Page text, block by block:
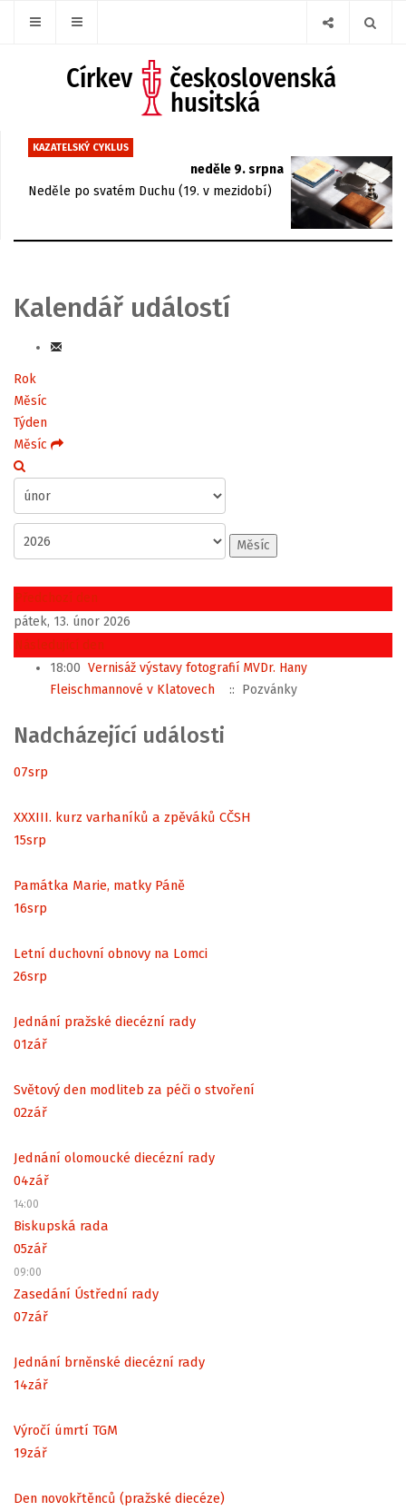
KAZATELSKÝ CYKLUS
neděle 9. srpna
Neděle po svatém Duchu (19. v mezidobí)
Kalendář událostí
Rok
Měsíc
Týden
Měsíc
Měsíc
Předchozí den
pátek, 13. únor 2026
Následující den
18:00 Vernisáž výstavy fotografií MVDr. Hany
Fleischmannové v Klatovech
:: Pozvánky
Nadcházející události
07srp
XXXIII. kurz varhaníků a zpěváků CČSH
15srp
Památka Marie, matky Páně
16srp
Letní duchovní obnovy na Lomci
26srp
Jednání pražské diecézní rady
01zář
Světový den modliteb za péči o stvoření
02zář
Jednání olomoucké diecézní rady
04zář
14:00
Biskupská rada
05zář
09:00
Zasedání Ústřední rady
07zář
Jednání brněnské diecézní rady
14zář
Výročí úmrtí TGM
19zář
Den novokřtěnců (pražské diecéze)